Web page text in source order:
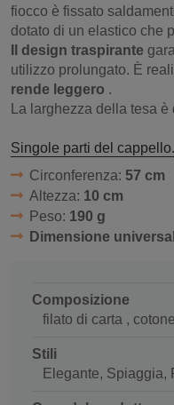
fiocco è fissato
dotato di un elastico che
Il design traspirante
utilizzo prolungato. È
rende leggero .
La larghezza della tesa è
Singole parti del cappello.
Circonferenza: 57 cm
Altezza: 10 cm
Peso: 190 g
Dimensione
Composizione
filato di carta ,
Stili
Elegante, Spiaggia,